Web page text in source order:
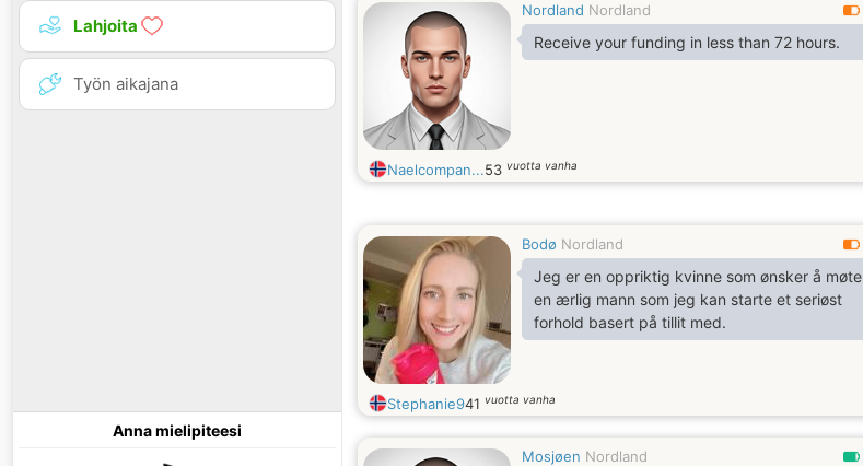
Lahjoita
Työn aikajana
Anna mielipiteesi
Nordland Nordland
Receive your funding in less than 72 hours.
Naelcompan...53 vuotta vanha
Bodø Nordland
Jeg er en oppriktig kvinne som ønsker å møte
en ærlig mann som jeg kan starte et seriøst
forhold basert på tillit med.
Stephanie941 vuotta vanha
Mosjøen Nordland